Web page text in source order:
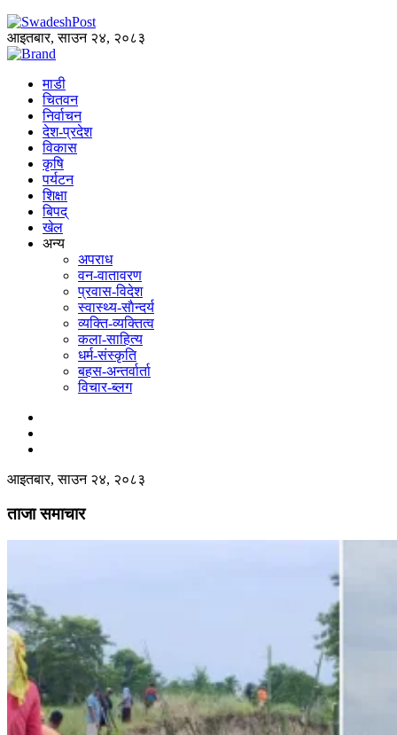
आइतबार, साउन २४, २०८३
माडी
चितवन
निर्वाचन
देश-प्रदेश
विकास
कृषि
पर्यटन
शिक्षा
बिपद्
खेल
अन्य
अपराध
वन-वातावरण
प्रवास-विदेश
स्वास्थ्य-साैन्दर्य
व्यक्ति-व्यक्तित्व
कला-साहित्य
धर्म-संस्कृति
बहस-अन्तर्वार्ता
विचार-ब्लग
आइतबार, साउन २४, २०८३
ताजा समाचार